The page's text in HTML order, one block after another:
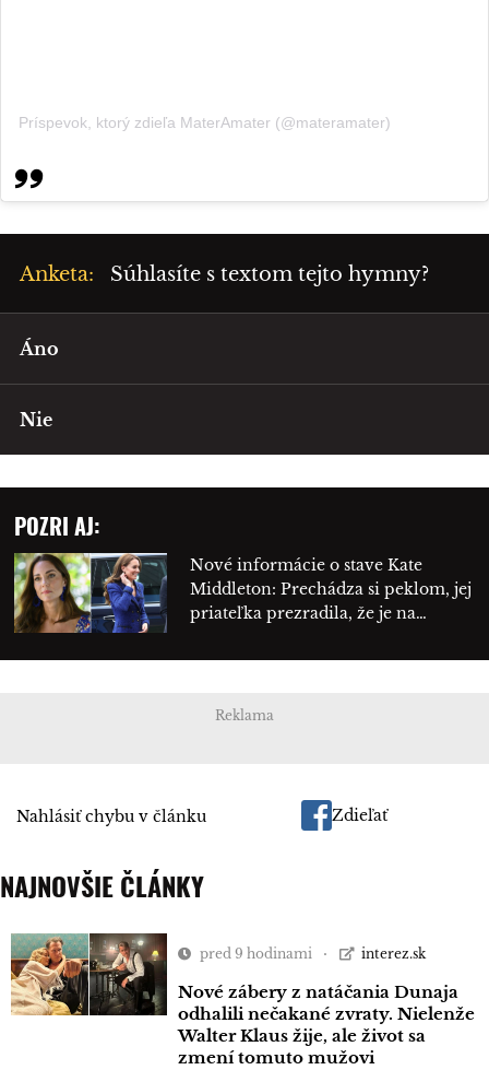
Príspevok, ktorý zdieľa MaterAmater (@materamater)
Anketa: Súhlasíte s textom tejto hymny?
Áno
Nie
POZRI AJ:
Nové informácie o stave Kate
Middleton: Prechádza si peklom, jej
priateľka prezradila, že je na…
Reklama
Nahlásiť chybu v článku Zdieľať
NAJNOVŠIE ČLÁNKY
pred 9 hodinami interez.sk
Nové zábery z natáčania Dunaja
odhalili nečakané zvraty. Nielenže
Walter Klaus žije, ale život sa
zmení tomuto mužovi